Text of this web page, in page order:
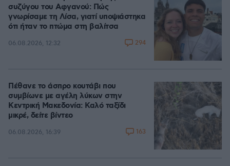
συζύγου του Αφγανού: Πώς
γνωρίσαμε τη Λίσα, γιατί υποψιάστηκα
ότι ήταν το πτώμα στη βαλίτσα
06.08.2026, 12:32 294
Πέθανε το άσπρο κουτάβι που
συμβίωνε με αγέλη λύκων στην
Κεντρική Μακεδονία: Καλό ταξίδι
μικρέ, δείτε βίντεο
06.08.2026, 16:39 163